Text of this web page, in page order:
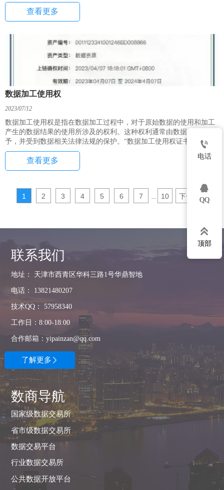
查看更多
数据加工使用权
2023/07/12
数据加工使用权是指在数据加工过程中，对于原始数据的使用和加工
产生的数据结果的使用所涉及的权利。这种权利通常由数据持有者授
予，并受到数据相关法律法规的保护。“数据加工使用权证书”为加工
使用数据的相关机构提供服务。
查看更多
1 2 3 4 5 6 7 10 下一页 >
联系我们
地址： 天津市西青区华科三路1号华鼎智地
电话： 13821480207
技术QQ： 57958340
工作日：8:00-18:00
合作邮箱：yipainzan@qq.com
了解更多 
数商导航
国家级数据交易所
省市级数据交易所
数据交易平台
行业数据交易所
公共数据开放平台

电话

QQ

顶部